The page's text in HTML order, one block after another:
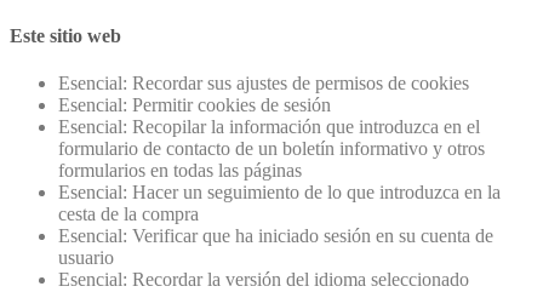
Este sitio web
Esencial: Recordar sus ajustes de permisos de cookies
Esencial: Permitir cookies de sesión
Esencial: Recopilar la información que introduzca en el
formulario de contacto de un boletín informativo y otros
formularios en todas las páginas
Esencial: Hacer un seguimiento de lo que introduzca en la
cesta de la compra
Esencial: Verificar que ha iniciado sesión en su cuenta de
usuario
Esencial: Recordar la versión del idioma seleccionado